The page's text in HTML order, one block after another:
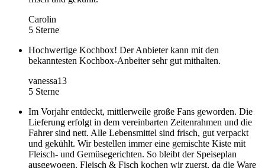
Carolin
5 Sterne
Hochwertige Kochbox! Der Anbieter kann mit den
bekanntesten Kochbox-Anbeiter sehr gut mithalten.
vanessa13
5 Sterne
Im Vorjahr entdeckt, mittlerweile große Fans geworden. Die
Lieferung erfolgt in dem vereinbarten Zeitenrahmen und die
Fahrer sind nett. Alle Lebensmittel sind frisch, gut verpackt
und gekühlt. Wir bestellen immer eine gemischte Kiste mit
Fleisch- und Gemüsegerichten. So bleibt der Speiseplan
ausgewogen. Fleisch & Fisch kochen wir zuerst, da die Ware